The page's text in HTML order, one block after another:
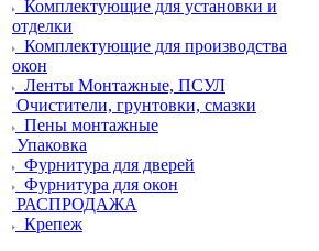
Комплектующие для установки и
отделки
Комплектующие для производства
окон
Ленты Монтажные, ПСУЛ
Очистители, грунтовки, смазки
Пены монтажные
Упаковка
Фурнитура для дверей
Фурнитура для окон
РАСПРОДАЖА
Крепеж